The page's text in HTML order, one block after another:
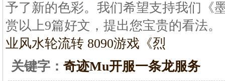
予了新的色彩。我们希望支持我们《
赏以上9篇好文，提出您宝贵的看法。
业风水轮流转 8090游戏《烈
关键字： 奇迹Mu开服一条龙服务